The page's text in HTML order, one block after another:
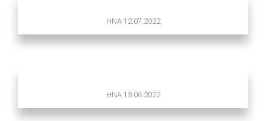
HNA 12.07.2022
HNA 13.06.2022